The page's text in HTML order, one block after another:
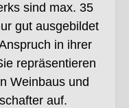
sind max. 35
gut ausgebildet
in ihrer
repräsentieren
Weinbaus und
auf.